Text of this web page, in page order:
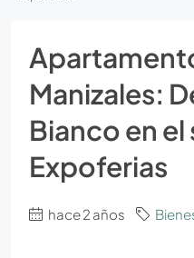
Manizales:
Bianco en
Expoferias
hace 2 años